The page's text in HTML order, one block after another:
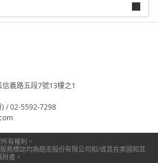
義路五段7號13樓之1
/ 02-5592-7298
有權利。
務標誌均為酷澎股份有限公司和/或其在美國和其
產。